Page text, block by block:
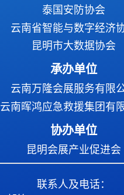
泰国安防协会
云南省智能与数字经济
昆明市大数据协会
承办单位
云南万隆会展服务有限
云南晖鸿应急救援集团有
协办单位
昆明会展产业促进会
联系人及电话：